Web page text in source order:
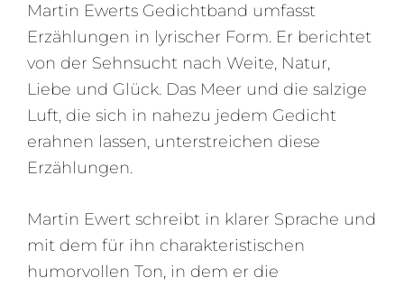
Martin Ewerts Gedichtband umfasst
Erzählungen in lyrischer Form. Er berichtet
von der Sehnsucht nach Weite, Natur,
Liebe und Glück. Das Meer und die salzige
Luft, die sich in nahezu jedem Gedicht
erahnen lassen, unterstreichen diese
Erzählungen.
Martin Ewert schreibt in klarer Sprache und
mit dem für ihn charakteristischen
humorvollen Ton, in dem er die